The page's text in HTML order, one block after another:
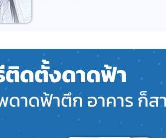
ติดตั้งดาดฟ้า
าดฟ้าตึก อาคาร ก็ส